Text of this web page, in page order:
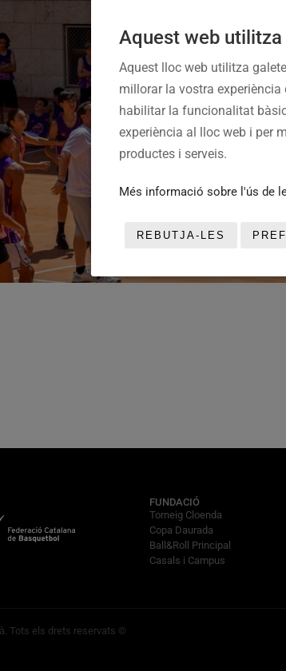
FUNDACIÓ
Torneig Cloenda
Copa Daurada
Ball&Roll Principal
Casals i Campus
Tots els drets reservats ©
Aquest web
Aquest lloc web utilitza
millorar la vostra
habilitar la funcionalitat
experiència al lloc web i per
productes i serveis.
Més informació sobre l'ús de
REBUTJA-LES